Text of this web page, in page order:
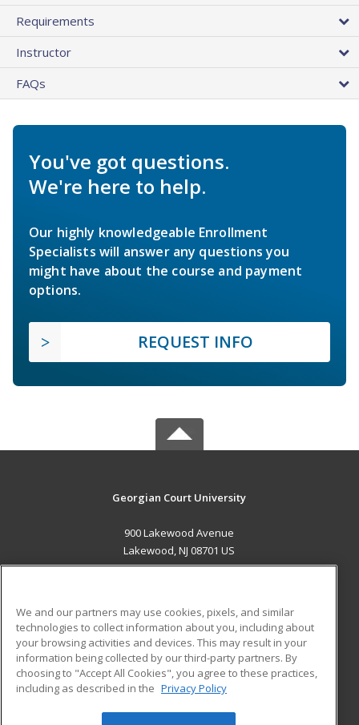
Requirements
Instructor
FAQs
You've got questions.
We're here to help.
Our highly knowledgeable Enrollment
Specialists will answer any questions you
might have about the course and payment
options.
REQUEST INFO
Georgian Court University
900 Lakewood Avenue
Lakewood, NJ 08701 US
ADDITIONAL RESOURCES
Military
Financial Assistance
Help
Student Blog
We and our partners may use cookies, pixels, and similar
technologies to collect information about you, including about
your browsing activities and devices. This may result in your
information being collected by our third-party partners. By
choosing to "Accept All Cookies", you agree to these practices,
including as described in the Privacy Policy